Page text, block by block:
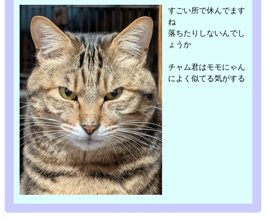
すごい所で休んでます
ね
落ちたりしないんでし
ょうか
チャム君はモモにゃん
によく似てる気がする